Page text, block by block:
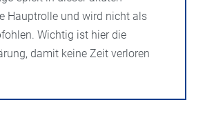
Hauptrolle und wird nicht als
Wichtig ist hier die
damit keine Zeit verloren